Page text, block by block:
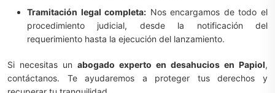
Tramitación legal completa: Nos encargamos de todo el
procedimiento judicial, desde la notificación del
requerimiento hasta la ejecución del lanzamiento.
Si necesitas un abogado experto en desahucios en Papiol,
contáctanos. Te ayudaremos a proteger tus derechos y